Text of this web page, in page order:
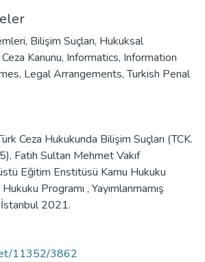
, Bilişim Suçları, Hukuksal
Kanunu, Informatics, Information
, Legal Arrangements,Turkish Penal
Ceza Hukukunda Bilişim Suçları (TCK.
Fatih Sultan Mehmet Vakıf
Eğitim Enstitüsü Kamu Hukuku
Programı , Yayımlanmamış
İstanbul 2021.
11352/3862